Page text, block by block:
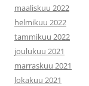
maaliskuu 2022
helmikuu 2022
tammikuu 2022
joulukuu 2021
marraskuu 2021
lokakuu 2021